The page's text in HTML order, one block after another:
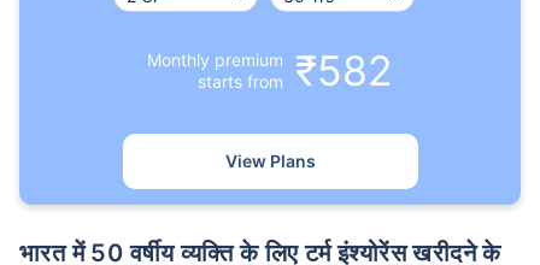
Monthly premium
starts from
₹582
View Plans
भारत में 50 वर्षीय व्यक्ति के लिए टर्म इंश्योरेंस खरीदने के
24 वर्ष 34 वर्ष
44 वर्ष